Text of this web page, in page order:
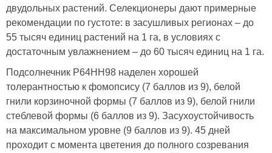
двудольных растений. Селекционеры дают примерные
рекомендации по густоте: в засушливых регионах – до
55 тысяч единиц растений на 1 га, в условиях с
достаточным увлажнением – до 60 тысяч единиц на 1 га.
Подсолнечник P64HH98 наделен хорошей
толерантностью к фомопсису (7 баллов из 9), белой
гнили корзиночной формы (7 баллов из 9), белой гнили
стеблевой формы (6 баллов из 9). Засухоустойчивость
на максимальном уровне (9 баллов из 9). 45 дней
проходит с момента цветения до полного созревания